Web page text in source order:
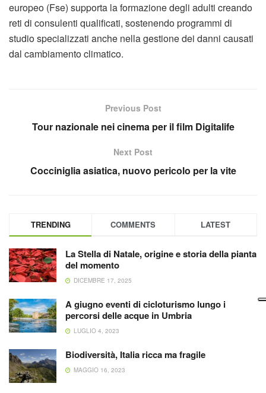
europeo (Fse) supporta la formazione degli adulti creando
reti di consulenti qualificati, sostenendo programmi di
studio specializzati anche nella gestione dei danni causati
dal cambiamento climatico.
Previous Post
Tour nazionale nei cinema per il film Digitalife
Next Post
Cocciniglia asiatica, nuovo pericolo per la vite
TRENDING COMMENTS LATEST
La Stella di Natale, origine e storia della pianta
del momento
DICEMBRE 17, 2025
A giugno eventi di cicloturismo lungo i
percorsi delle acque in Umbria
LUGLIO 4, 2023
Biodiversità, Italia ricca ma fragile
MAGGIO 16, 2023